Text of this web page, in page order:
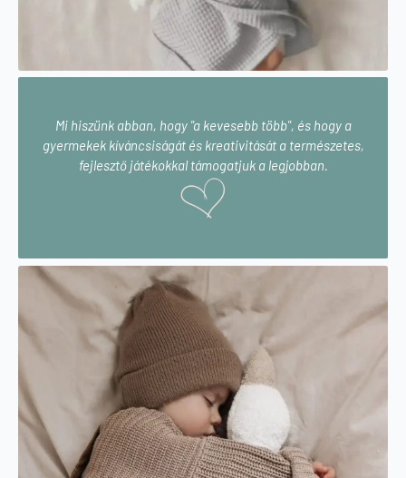
Mi hiszünk abban, hogy "a kevesebb több", és hogy a
gyermekek kíváncsiságát és kreativitását a természetes,
fejlesztő játékokkal támogatjuk a legjobban.